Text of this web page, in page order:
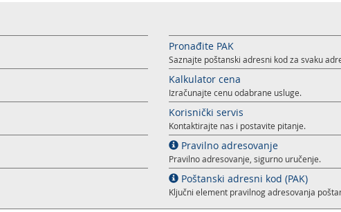
Pronađite PAK
Saznajte poštanski adresni kod za svaku
Kalkulator cena
Izračunajte cenu odabrane usluge.
Korisnički servis
Kontaktirajte nas i postavite pitanje.
Pravilno adresovanje
Pravilno adresovanje, sigurno uručenje.
Poštanski adresni kod (PAK)
Ključni element pravilnog adresovanja